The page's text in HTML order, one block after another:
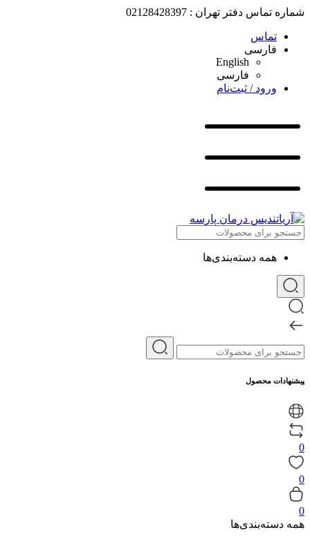
شماره تماس دفتر تهران : 02128428397
تماس
فارسی
English
فارسی
ورود / ثبت‌نام
همه دسته‌بندی‌ها
پیشنهادات محصول
0
0
0
همه دسته‌بندی‌ها